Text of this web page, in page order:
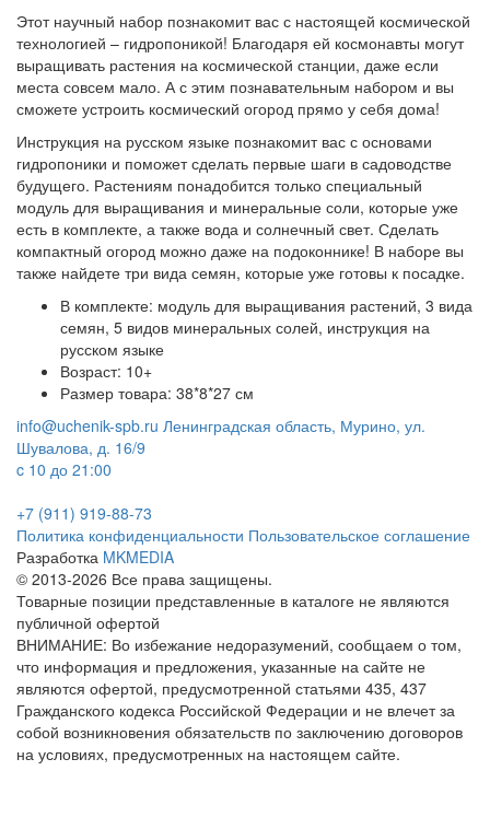
Этот научный набор познакомит вас с настоящей космической
технологией – гидропоникой! Благодаря ей космонавты могут
выращивать растения на космической станции, даже если
места совсем мало. А с этим познавательным набором и вы
сможете устроить космический огород прямо у себя дома!
Инструкция на русском языке познакомит вас с основами
гидропоники и поможет сделать первые шаги в садоводстве
будущего. Растениям понадобится только специальный
модуль для выращивания и минеральные соли, которые уже
есть в комплекте, а также вода и солнечный свет. Сделать
компактный огород можно даже на подоконнике! В наборе вы
также найдете три вида семян, которые уже готовы к посадке.
В комплекте: модуль для выращивания растений, 3 вида
семян, 5 видов минеральных солей, инструкция на
русском языке
Возраст: 10+
Размер товара: 38*8*27 см
info@uchenik-spb.ru Ленинградская область, Мурино, ул.
Шувалова, д. 16/9
c 10 до 21:00
+7 (911) 919-88-73
Политика конфиденциальности Пользовательское соглашение
Разработка MKMEDIA
© 2013-2026 Все права защищены.
Товарные позиции представленные в каталоге не являются
публичной офертой
ВНИМАНИЕ: Во избежание недоразумений, сообщаем о том,
что информация и предложения, указанные на сайте не
являются офертой, предусмотренной статьями 435, 437
Гражданского кодекса Российской Федерации и не влечет за
собой возникновения обязательств по заключению договоров
на условиях, предусмотренных на настоящем сайте.